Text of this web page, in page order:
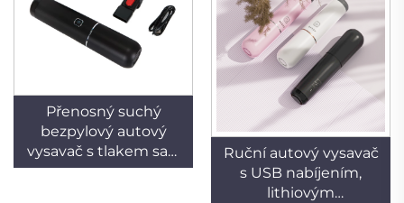
Přenosný suchý
bezpylový autový
vysavač s tlakem sací
síly 11 kPa, výkonem
Ruční autový vysavač
s USB nabíjením,
lithiovým